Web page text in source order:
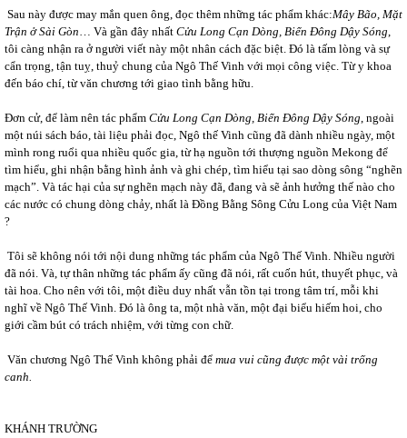
Sau này được may mắn quen ông, đọc thêm những tác phẩm khác:Mây Bão, Mặt
Trận ở Sài Gòn… Và gần đây nhất Cửu Long Cạn Dòng, Biển Đông Dậy Sóng,
tôi càng nhận ra ở người viết này một nhân cách đặc biệt. Đó là tấm lòng và sự
cẩn trọng, tận tuỵ, thuỷ chung của Ngô Thế Vinh với mọi công việc. Từ y khoa
đến báo chí, từ văn chương tới giao tình bằng hữu.
Đơn cử, để làm nên tác phẩm Cửu Long Cạn Dòng, Biển Đông Dậy Sóng, ngoài
một núi sách báo, tài liệu phải đọc, Ngô thế Vinh cũng đã dành nhiều ngày, một
mình rong ruổi qua nhiều quốc gia, từ hạ nguồn tới thượng nguồn Mekong để
tìm hiểu, ghi nhận bằng hình ảnh và ghi chép, tìm hiểu tại sao dòng sông “nghẽn
mạch”. Và tác hại của sự nghẽn mạch này đã, đang và sẽ ảnh hưởng thế nào cho
các nước có chung dòng chảy, nhất là Đồng Bằng Sông Cửu Long của Việt Nam
?
Tôi sẽ không nói tới nội dung những tác phẩm của Ngô Thế Vinh. Nhiều người
đã nói. Và, tự thân những tác phẩm ấy cũng đã nói, rất cuốn hút, thuyết phục, và
tài hoa. Cho nên với tôi, một điều duy nhất vẫn tồn tại trong tâm trí, mỗi khi
nghĩ về Ngô Thế Vinh. Đó là ông ta, một nhà văn, một đại biểu hiếm hoi, cho
giới cầm bút có trách nhiệm, với từng con chữ.
Văn chương Ngô Thế Vinh không phải để mua vui cũng được một vài trống
canh.
KHÁNH TRƯỜNG